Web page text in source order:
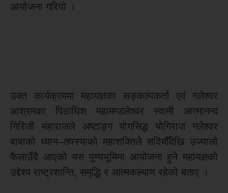
आयोजना गरियो ।
उक्त कार्यक्रममा महायज्ञका सङ्कल्पकर्ता एवं गलेश्वर
आश्रमका पिठाधिश महामण्डलेश्वर स्वामी आत्मानन्द
गिरिजी महाराजले अष्टाङ्ग योगसिद्ध योगिराज गलेश्वर
बाबाको ध्यान–तपस्याको महाशक्तिले सदियौँदेखि उज्यालो
फैलाउँदै आएको यस पुण्यभूमिमा आयोजना हुने महायज्ञको
उद्देश्य राष्ट्रशान्ति, समृद्धि र आत्मकल्याण रहेको बताए ।